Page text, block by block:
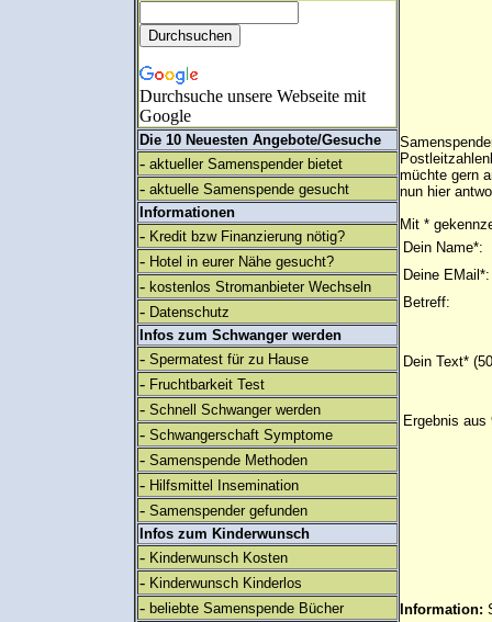
Durchsuche unsere Webseite mit
Google
Die 10 Neuesten Angebote/Gesuche
- aktueller Samenspender bietet
- aktuelle Samenspende gesucht
Informationen
- Kredit bzw Finanzierung nötig?
- Hotel in eurer Nähe gesucht?
- kostenlos Stromanbieter Wechseln
- Datenschutz
Infos zum Schwanger werden
- Spermatest für zu Hause
- Fruchtbarkeit Test
- Schnell Schwanger werden
- Schwangerschaft Symptome
- Samenspende Methoden
- Hilfsmittel Insemination
- Samenspender gefunden
Infos zum Kinderwunsch
- Kinderwunsch Kosten
- Kinderwunsch Kinderlos
- beliebte Samenspende Bücher
müchte gern
nun hier
Mit *
Dein Name*:
Deine EMail*:
Betreff:
Dein Text*
Ergebnis aus
Information: